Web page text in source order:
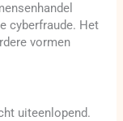
cyberfraude. Het
vormen
uiteenlopend.